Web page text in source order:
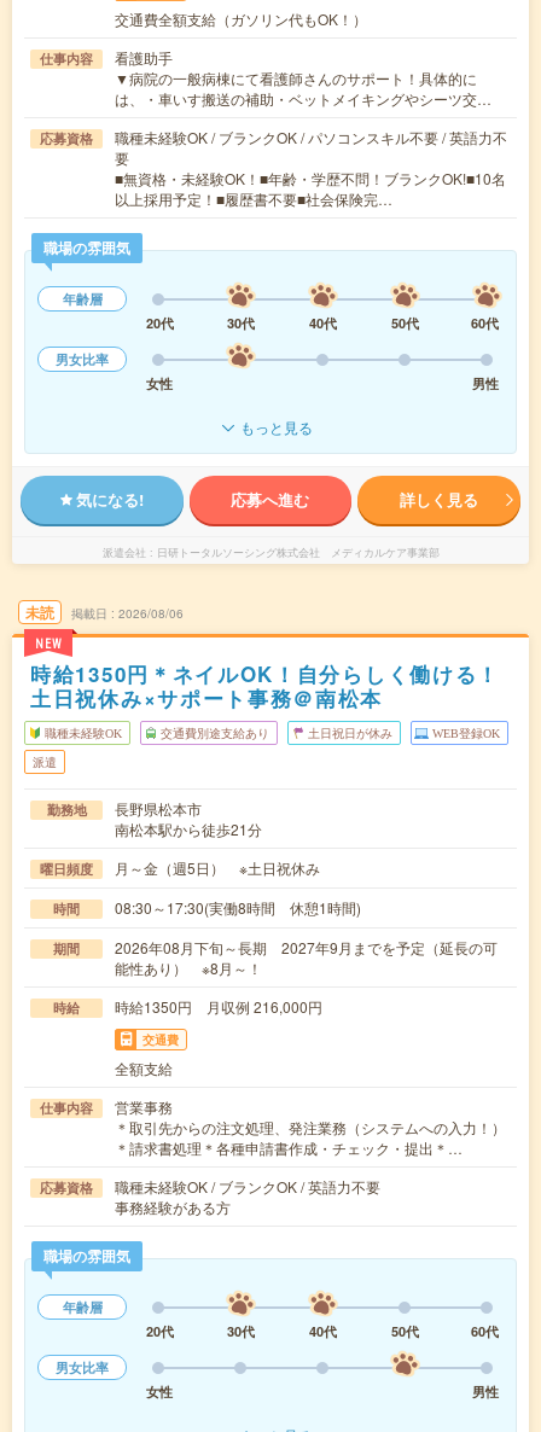
交通費全額支給（ガソリン代もOK！）
仕事内容
看護助手
▼病院の一般病棟にて看護師さんのサポート！具体的に
は、・車いす搬送の補助・ベットメイキングやシーツ交…
応募資格
職種未経験OK / ブランクOK / パソコンスキル不要 / 英語力不
要
■無資格・未経験OK！■年齢・学歴不問！ブランクOK!■10名
以上採用予定！■履歴書不要■社会保険完…
職場の雰囲気
年齢層
20代
30代 40代 50代
60代
男女比率
女性
男性
もっと見る
気になる! 応募へ進む 詳しく見る
派遣会社 日研トータルソーシング株式会社 メディカルケア事業部
未読
NEW
掲載日 2026/08/06
時給1350円＊ネイルOK！自分らしく働ける！
土日祝休み×サポート事務＠南松本
職種未経験OK 交通費別途支給あり 土日祝日が休み WEB登録OK
派遣
勤務地
長野県松本市
南松本駅から徒歩21分
曜日頻度 月～金（週5日） ※土日祝休み
時間 08:30～17:30(実働8時間 休憩1時間)
期間
2026年08月下旬～長期 2027年9月までを予定（延長の可
能性あり） ※8月～！
時給 時給1350円 月収例 216,000円
交通費
全額支給
仕事内容
営業事務
＊取引先からの注文処理、発注業務（システムへの入力！）
＊請求書処理＊各種申請書作成・チェック・提出＊…
応募資格
職種未経験OK / ブランクOK / 英語力不要
事務経験がある方
職場の雰囲気
年齢層
20代
30代 40代 50代
60代
男女比率
女性
男性